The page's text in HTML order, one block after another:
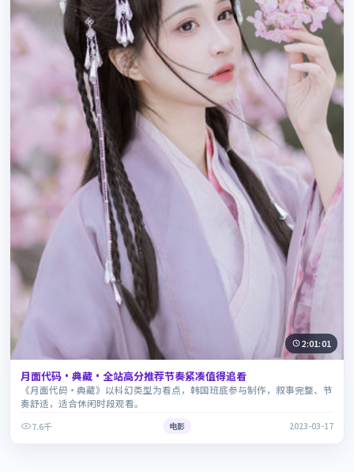
2:01:01
月面代码·典藏·全站高分推荐节奏紧凑值得追看
《月面代码·典藏》以科幻类型为看点，韩国班底参与制作，叙事完整、节
奏舒适，适合休闲时段观看。
7.6千
电影 2023-03-17